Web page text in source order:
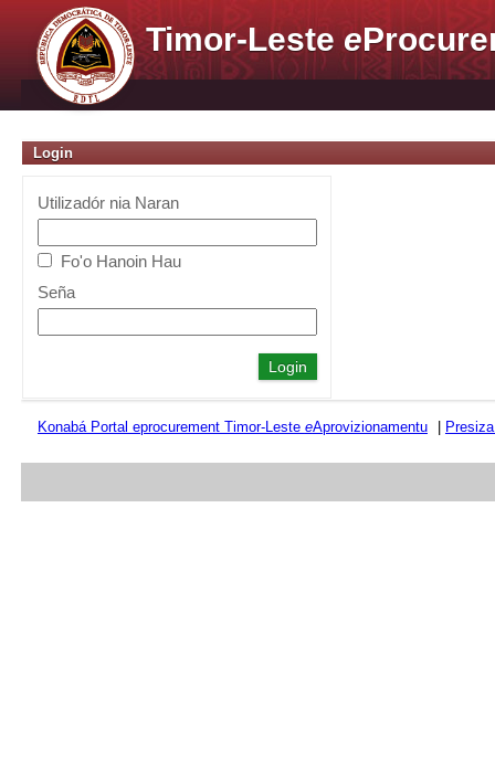
Timor-Lestee
Login
Utilizadór nia Naran
Fo'o Hanoin Hau
Seña
Konabá Portal eprocurement Timor-Leste eAprovizionamentu